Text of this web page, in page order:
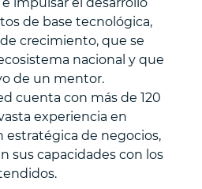
de base tecnológica,
crecimiento, que se
nacional y que
de un mentor.
cuenta con más de 120
experiencia en
estratégica de negocios,
sus capacidades con los
ervicios de